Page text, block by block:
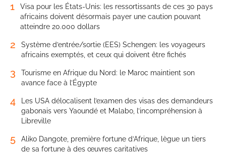
1
Visa pour les États-Unis: les ressortissants de ces 30 pays
africains doivent désormais payer une caution pouvant
atteindre 20.000 dollars
2
Système d’entrée/sortie (EES) Schengen: les voyageurs
africains exemptés, et ceux qui doivent être fichés
3
Tourisme en Afrique du Nord: le Maroc maintient son
avance face à l’Égypte
4
Les USA délocalisent l’examen des visas des demandeurs
gabonais vers Yaoundé et Malabo, l’incompréhension à
Libreville
5
Aliko Dangote, première fortune d’Afrique, lègue un tiers
de sa fortune à des œuvres caritatives